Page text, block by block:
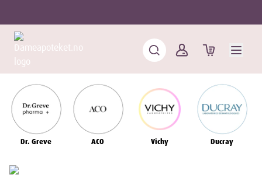
Dr. Greve ACO Vichy Ducray